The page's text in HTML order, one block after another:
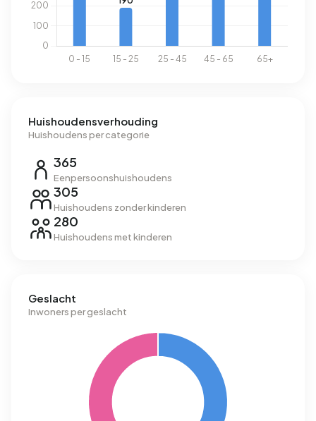
Huishoudensverhouding
Huishoudens per categorie
365
Eenpersoonshuishoudens
305
Huishoudens zonder kinderen
280
Huishoudens met kinderen
Geslacht
Inwoners per geslacht